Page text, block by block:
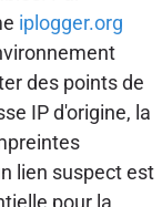
iplogger.org
des points de
IP d'origine, la
lien suspect est
pour la